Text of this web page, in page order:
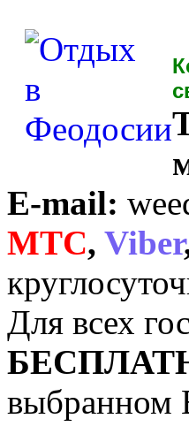
E-mail:
MTC, Viber
Для всех
выбранном